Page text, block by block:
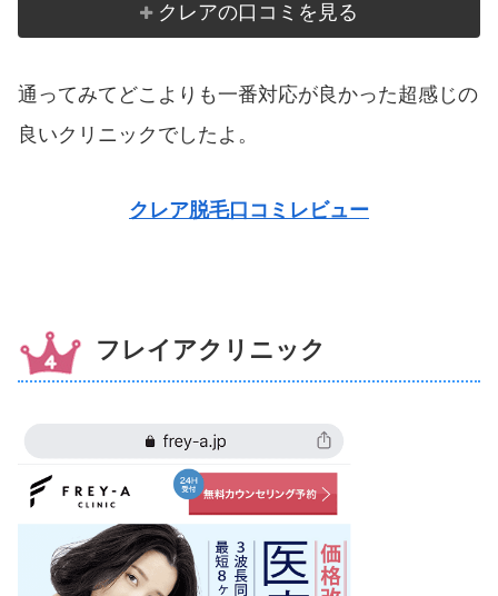
クレアの口コミを見る
通ってみてどこよりも一番対応が良かった超感じの
良いクリニックでしたよ。
クレア脱毛口コミレビュー
フレイアクリニック